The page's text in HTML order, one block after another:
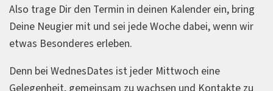
Also trage Dir den Termin in deinen Kalender ein, bring
Deine Neugier mit und sei jede Woche dabei, wenn wir
etwas Besonderes erleben.
Denn bei WednesDates ist jeder Mittwoch eine